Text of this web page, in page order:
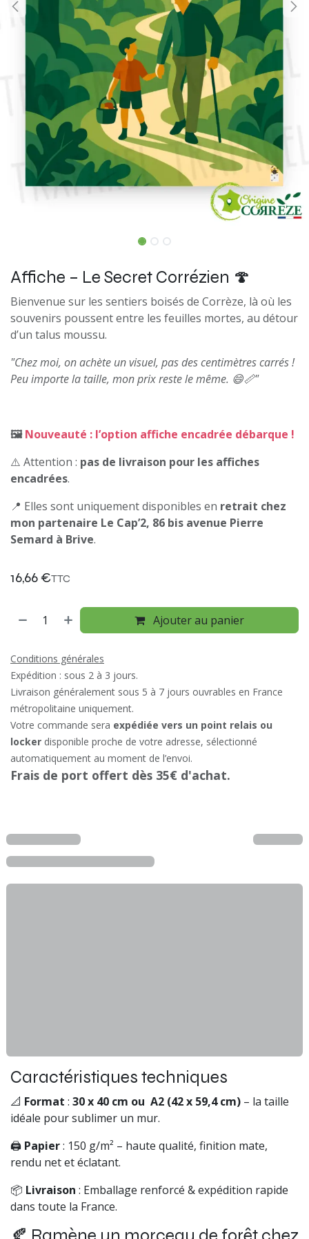
Affiche – Le Secret Corrézien 🍄
Bienvenue sur les sentiers boisés de Corrèze, là où les
souvenirs poussent entre les feuilles mortes, au détour
d’un talus moussu.
"Chez moi, on achète un visuel, pas des centimètres carrés !
Peu importe la taille, mon prix reste le même. 😄📏"
🖼️Nouveauté : l’option affiche encadrée débarque !
⚠️ Attention : pas de livraison pour les affiches
encadrées.
📍 Elles sont uniquement disponibles en retrait chez
mon partenaire Le Cap’2, 86 bis avenue Pierre
Semard à Brive.
16,66€TTC
Ajouter au panier
Conditions générales
Expédition : sous 2 à 3 jours.
Livraison généralement sous 5 à 7 jours ouvrables en France
métropolitaine uniquement.
Votre commande sera expédiée vers un point relais ou
locker disponible proche de votre adresse, sélectionné
automatiquement au moment de l’envoi.
Frais de port offert dès 35€ d'achat.
Caractéristiques techniques
📐 Format : 30 x 40 cm ou A2 (42 x 59,4 cm) – la taille
idéale pour sublimer un mur.
🖨 Papier: 150 g/m² – haute qualité, finition mate,
rendu net et éclatant.
📦 Livraison : Emballage renforcé & expédition rapide
dans toute la France.